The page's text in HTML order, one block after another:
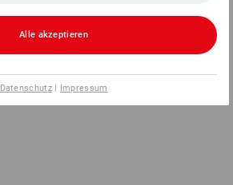
Alle akzeptieren
Datenschutz| Impressum